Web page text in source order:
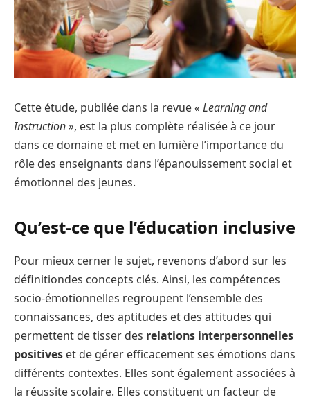
Cette étude, publiée dans la revue« Learning and
Instruction », est la plus complète réalisée à ce jour
dans ce domaine et met en lumière l’importance du
rôle des enseignants dans l’épanouissement social et
émotionnel des jeunes.
Qu’est-ce que l’éducation inclusive
Pour mieux cerner le sujet, revenons d’abord sur les
définitiondes concepts clés. Ainsi, les compétences
socio-émotionnelles regroupent l’ensemble des
connaissances, des aptitudes et des attitudes qui
permettent de tisser des relations interpersonnelles
positives et de gérer efficacement ses émotions dans
différents contextes. Elles sont également associées à
la réussite scolaire. Elles constituent un facteur de